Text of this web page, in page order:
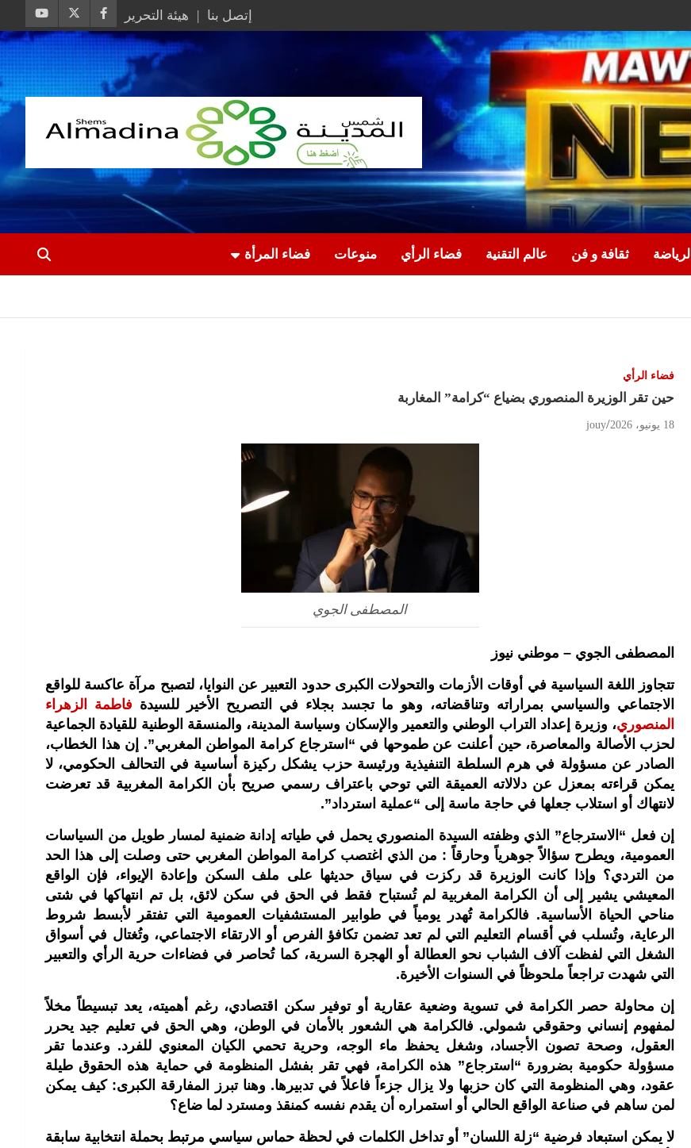
إتصل بنا هيئة التحرير
الرياضة ثقافة و فن عالم التقنية فضاء الرأي منوعات فضاء المرأة
فضاء الرأي
حين تقر الوزيرة المنصوري بضياع “كرامة” المغاربة
18 يونيو، 2026 jouy
المصطفى الجوي
المصطفى الجوي – موطني نيوز
تتجاوز اللغة السياسية في أوقات الأزمات والتحولات الكبرى حدود التعبير عن النوايا، لتصبح مرآة عاكسة للواقع
الاجتماعي والسياسي بمراراته وتناقضاته، وهو ما تجسد بجلاء في التصريح الأخير للسيدة فاطمة الزهراء
المنصوري، وزيرة إعداد التراب الوطني والتعمير والإسكان وسياسة المدينة، والمنسقة الوطنية للقيادة الجماعية
لحزب الأصالة والمعاصرة، حين أعلنت عن طموحها في “استرجاع كرامة المواطن المغربي”. إن هذا الخطاب،
الصادر عن مسؤولة في هرم السلطة التنفيذية ورئيسة حزب يشكل ركيزة أساسية في التحالف الحكومي، لا
يمكن قراءته بمعزل عن دلالاته العميقة التي توحي باعتراف رسمي صريح بأن الكرامة المغربية قد تعرضت
لانتهاك أو استلاب جعلها في حاجة ماسة إلى “عملية استرداد”.
إن فعل “الاسترجاع” الذي وظفته السيدة المنصوري يحمل في طياته إدانة ضمنية لمسار طويل من السياسات
العمومية، ويطرح سؤالاً جوهرياً وحارقاً : من الذي اغتصب كرامة المواطن المغربي حتى وصلت إلى هذا الحد
من التردي؟ وإذا كانت الوزيرة قد ركزت في سياق حديثها على ملف السكن وإعادة الإيواء، فإن الواقع
المعيشي يشير إلى أن الكرامة المغربية لم تُستباح فقط في الحق في سكن لائق، بل تم انتهاكها في شتى
مناحي الحياة الأساسية. فالكرامة تُهدر يومياً في طوابير المستشفيات العمومية التي تفتقر لأبسط شروط
الرعاية، وتُسلب في أقسام التعليم التي لم تعد تضمن تكافؤ الفرص أو الارتقاء الاجتماعي، وتُغتال في أسواق
الشغل التي لفظت آلاف الشباب نحو العطالة أو الهجرة السرية، كما تُحاصر في فضاءات حرية الرأي والتعبير
التي شهدت تراجعاً ملحوظاً في السنوات الأخيرة.
إن محاولة حصر الكرامة في تسوية وضعية عقارية أو توفير سكن اقتصادي، رغم أهميته، يعد تبسيطاً مخلاً
لمفهوم إنساني وحقوقي شمولي. فالكرامة هي الشعور بالأمان في الوطن، وهي الحق في تعليم جيد يحرر
العقول، وصحة تصون الأجساد، وشغل يحفظ ماء الوجه، وحرية تحمي الكيان المعنوي للفرد. وعندما تقر
مسؤولة حكومية بضرورة “استرجاع” هذه الكرامة، فهي تقر بفشل المنظومة في حماية هذه الحقوق طيلة
عقود، وهي المنظومة التي كان حزبها ولا يزال جزءاً فاعلاً في تدبيرها. وهنا تبرز المفارقة الكبرى: كيف يمكن
لمن ساهم في صناعة الواقع الحالي أو استمراره أن يقدم نفسه كمنقذ ومسترد لما ضاع؟
لا يمكن استبعاد فرضية “زلة اللسان” أو تداخل الكلمات في لحظة حماس سياسي مرتبط بحملة انتخابية سابقة